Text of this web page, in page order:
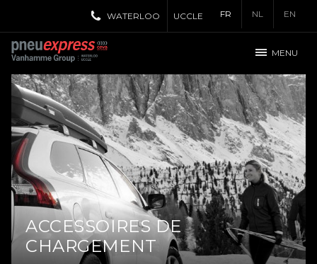
FR NL EN
WATERLOO UCCLE
MENU
ACCESSOIRES DE
CHARGEMENT